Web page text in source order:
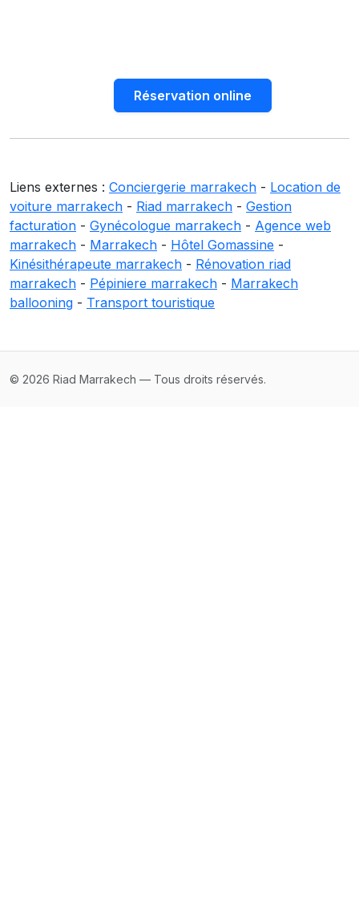
Réservation online
Liens externes : Conciergerie marrakech - Location de
voiture marrakech - Riad marrakech - Gestion
facturation - Gynécologue marrakech - Agence web
marrakech - Marrakech - Hôtel Gomassine -
Kinésithérapeute marrakech - Rénovation riad
marrakech - Pépiniere marrakech - Marrakech
ballooning - Transport touristique
© 2026 Riad Marrakech — Tous droits réservés.